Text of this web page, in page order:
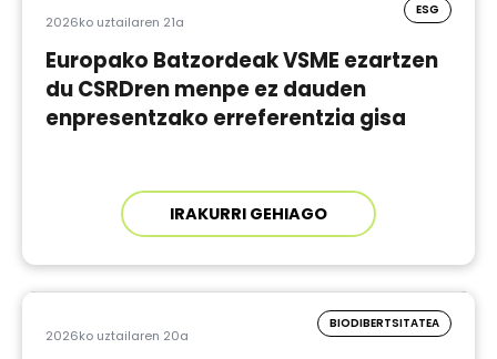
2026ko uztailaren 21a
ESG
Europako Batzordeak VSME ezartzen
du CSRDren menpe ez dauden
enpresentzako erreferentzia gisa
IRAKURRI GEHIAGO
2026ko uztailaren 20a
BIODIBERTSITATEA